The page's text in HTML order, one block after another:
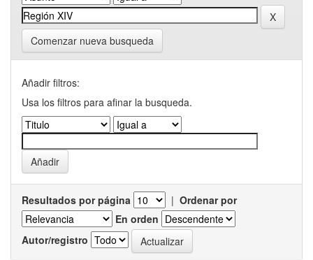
Comenzar nueva busqueda
Añadir filtros:
Usa los filtros para afinar la busqueda.
Resultados por página | Ordenar por
En orden
Autor/registro